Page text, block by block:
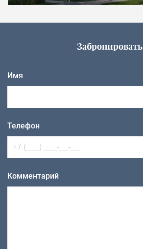
Забронировать
Имя
Телефон
Комментарий